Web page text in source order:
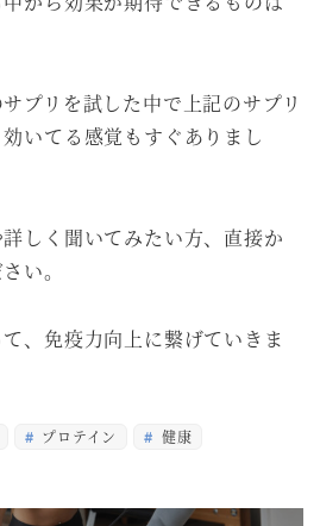
プリを試した中で上記のサプリ
いてる感覚もすぐありまし
しく聞いてみたい方、直接か
い。
、免疫力向上に繋げていきま
プロテイン 健康